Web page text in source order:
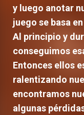
y luego anotar
juego se basa
Al principio y
conseguimos
Entonces ellos
ralentizando
encontramos
algunas